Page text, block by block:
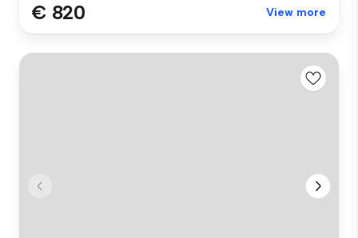
€ 820 View more